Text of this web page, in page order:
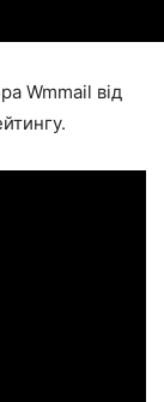
Wmmail від